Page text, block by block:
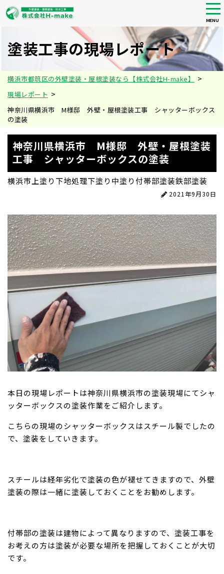
main
MENU
塗装工事の現場レポート
横浜市都筑区の外壁塗装・屋根塗装なら【株式会社H-make】 >
現場レポート >
神奈川県横浜市 M様邸 外壁・屋根塗装工事 シャッターボックス
の塗装
神奈川県横浜市 M様邸 外壁・屋根塗装
工事 シャッターボックスの塗装
横浜市 上塗り 下地処理下塗り 中塗り付帯部塗装鉄部塗装
2021年9月30日
本日の現場レポートは神奈川県横浜市の塗装現場にてシャ
ッターボックスの塗装作業をご紹介します。
こちらの現場のシャッターボックスはスチール製でしたの
で、塗装をしていきます。
スチールは経年劣化で塗装の色が褪せてきますので、外壁
塗装の際は一緒に塗装しておくことをお勧めします。
付帯部の塗装は建物によって異なりますので、塗装工事を
お考えの方は塗装が必要な場所を把握しておくことが大切
です。